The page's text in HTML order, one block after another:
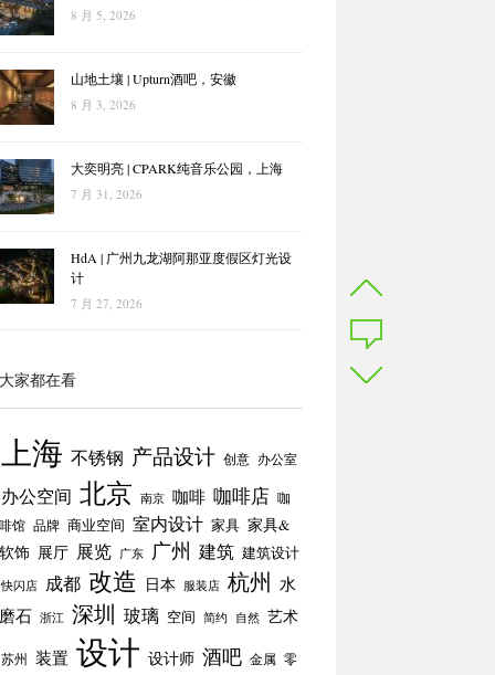
8 月 5, 2026
山地土壤 | Upturn酒吧，安徽
8 月 3, 2026
大奕明亮 | CPARK纯音乐公园，上海
7 月 31, 2026
HdA | 广州九龙湖阿那亚度假区灯光设
计
7 月 27, 2026
家都在看
上海 不锈钢 产品设计 创意 办公室
办公空间 北京 南京 咖啡 咖啡店 咖
馆 品牌 商业空间 室内设计 家具 家具&
饰 展厅 展览 广东 广州 建筑 建筑设计
快闪店 成都 改造 日本 服装店 杭州 水
石 浙江 深圳 玻璃 空间 简约 自然 艺术
苏州 装置 设计 设计师 酒吧 金属 零